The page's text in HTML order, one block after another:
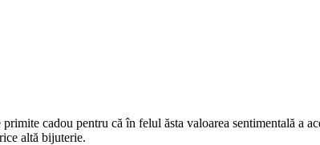
cadou pentru că în felul ăsta valoarea sentimentală a
altă bijuterie.